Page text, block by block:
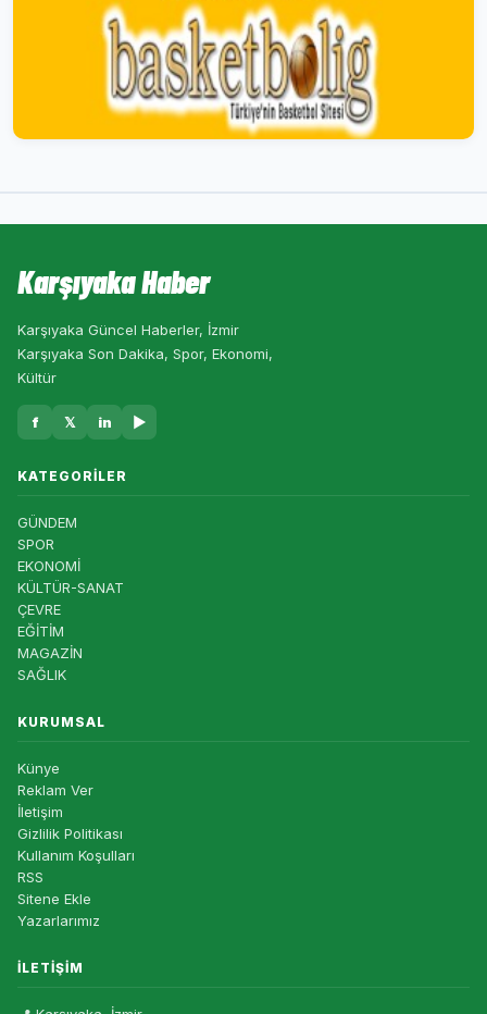
Karşıyaka Haber
Karşıyaka Güncel Haberler, İzmir
Karşıyaka Son Dakika, Spor, Ekonomi,
Kültür
f 𝕏 in ▶
KATEGORILER
GÜNDEM
SPOR
EKONOMİ
KÜLTÜR-SANAT
ÇEVRE
EĞİTİM
MAGAZİN
SAĞLIK
KURUMSAL
Künye
Reklam Ver
İletişim
Gizlilik Politikası
Kullanım Koşulları
RSS
Sitene Ekle
Yazarlarımız
İLETIŞIM